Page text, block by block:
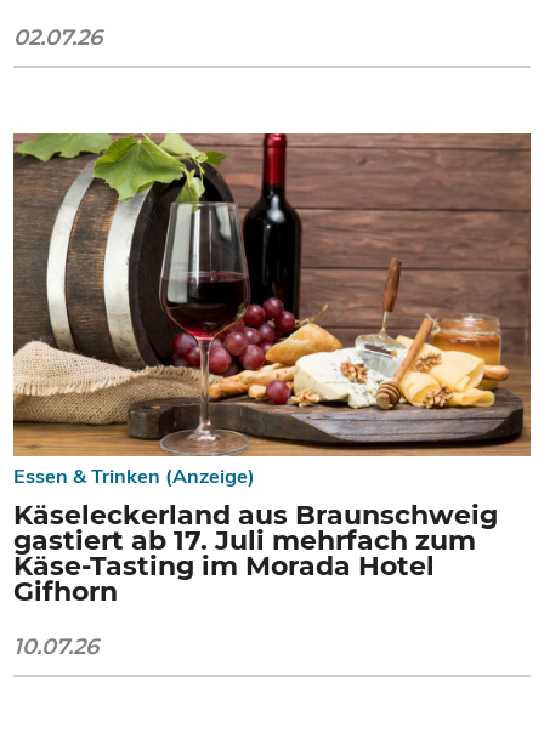
02.07.26
Essen & Trinken (Anzeige)
Käseleckerland aus Braunschweig
gastiert ab 17. Juli mehrfach zum
Käse-Tasting im Morada Hotel
Gifhorn
10.07.26